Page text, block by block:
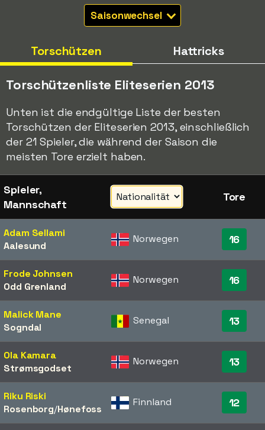
Saisonwechsel
Torschützen Hattricks
Torschützenliste Eliteserien 2013
Unten ist die endgültige Liste der besten
Torschützen der Eliteserien 2013, einschließlich
der 21 Spieler, die während der Saison die
meisten Tore erzielt haben.
Spieler,
Mannschaft
Tore
Adam Sellami
Aalesund
Norwegen 16
Frode Johnsen
Odd Grenland
Norwegen 16
Malick Mane
Sogndal
Senegal 13
Ola Kamara
Strømsgodset
Norwegen 13
Riku Riski
Rosenborg/​Hønefoss
Finnland 12